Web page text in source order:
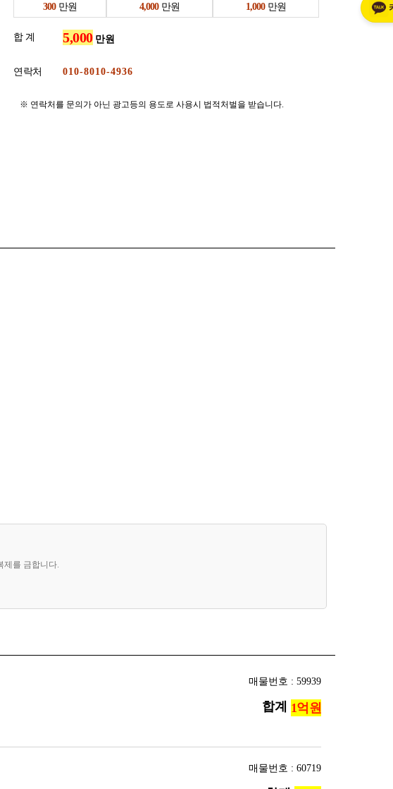
만원
만원 만원
합 계 만원
연락처
※ 연락처를 문의가 아닌 광고등의 용도로 사용시 법적처벌을 받습니다.
제를 금합니다.
매물번호 : 59939
합계
매물번호 : 60719